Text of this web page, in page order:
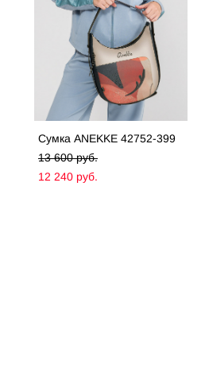
Сумка ANEKKE 42752-399
13 600 pуб.
12 240 pуб.